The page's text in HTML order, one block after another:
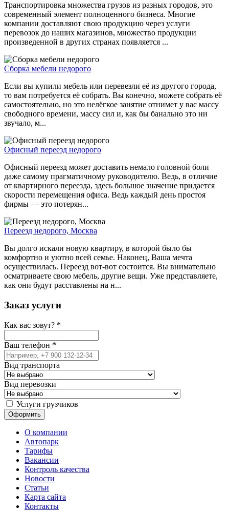
Транспортировка множества грузов из разных городов, это
современный элемент полноценного бизнеса. Многие
компании доставляют свою продукцию через услуги
перевозок до наших магазинов, множество продукции
произведенной в других странах появляется ...
Сборка мебели недорого
Если вы купили мебель или перевезли её из другого города,
то вам потребуется её собрать. Вы конечно, можете собрать её
самостоятельно, но это нелёгкое занятие отнимет у вас массу
свободного времени, массу сил и, как бы банально это ни
звучало, м...
Офисный переезд недорого
Офисный переезд может доставить немало головной боли
даже самому прагматичному руководителю. Ведь, в отличие
от квартирного переезда, здесь большое значение придается
скорости перемещения офиса. Ведь каждый день простоя
фирмы — это потерян...
Переезд недорого, Москва
Вы долго искали новую квартиру, в которой было бы
комфортно и уютно всей семье. Наконец, Ваша мечта
осуществилась. Переезд вот-вот состоится. Вы внимательно
осматриваете свою мебель, другие вещи. Уже представляете,
как они будут расставлены на н...
Заказ услуги
Как вас зовут? *
Ваш телефон *
Вид транспорта
Вид перевозки
Услуги грузчиков
О компании
Автопарк
Тарифы
Вакансии
Контроль качества
Новости
Статьи
Карта сайта
Контакты